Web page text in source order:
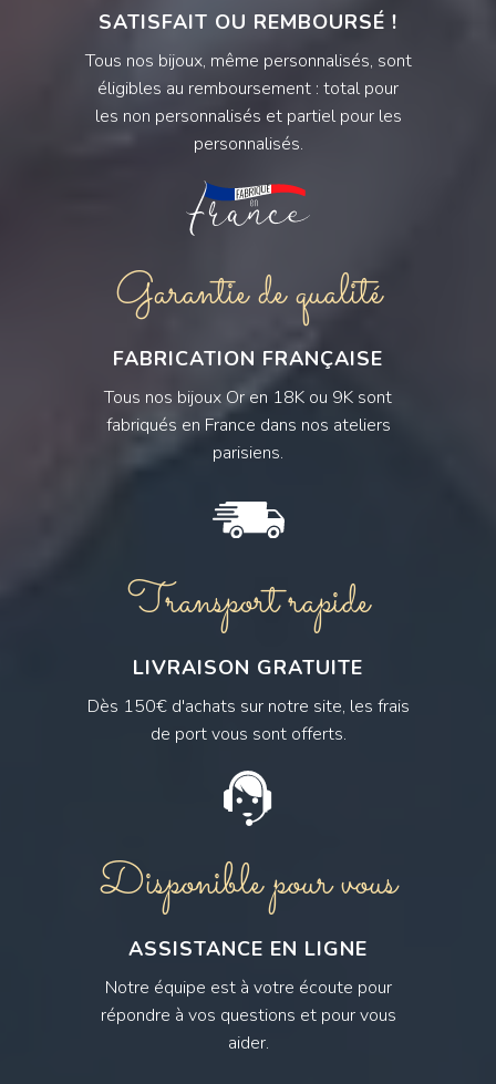
SATISFAIT OU REMBOURSÉ !
Tous nos bijoux, même personnalisés, sont
éligibles au remboursement : total pour
les non personnalisés et partiel pour les
personnalisés.
Garantie de qualité
FABRICATION FRANÇAISE
Tous nos bijoux Or en 18K ou 9K sont
fabriqués en France dans nos ateliers
parisiens.
Transport rapide
LIVRAISON GRATUITE
Dès 150€ d'achats sur notre site, les frais
de port vous sont offerts.
Disponible pour vous
ASSISTANCE EN LIGNE
Notre équipe est à votre écoute pour
répondre à vos questions et pour vous
aider.